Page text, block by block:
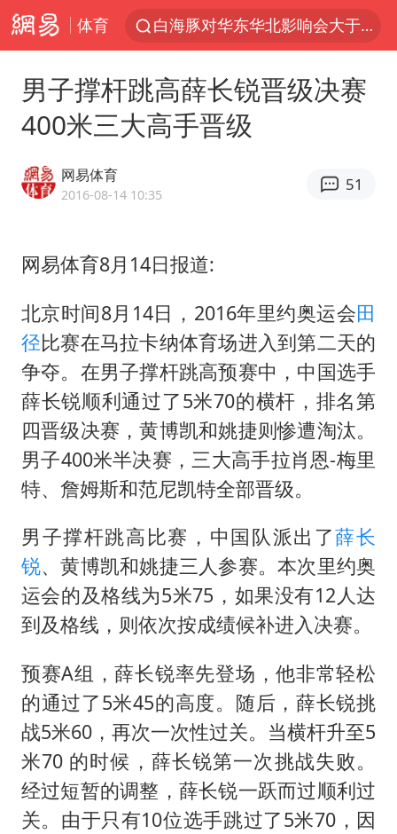
体育
白海豚对华东华北影响会大于巴威
以拒绝“和平委员会”的加沙和平计划
上海全力守护市民“菜篮子”
国足U17与阿森纳决赛取消 并列冠军
暑期研学游升温 在旅途中增长知识
白海豚北上或致京津冀暴雨
猫咪过火把节被抹成黑猫
宝妈给四胞胎取名平安喜乐
BLG经理辟谣Bin离队
总书记点赞的非遗苗绣焕发新生机
男子撑杆跳高薛长锐晋级决赛
400米三大高手晋级
网易体育
2016-08-14 10:35
51
网易体育8月14日报道:
北京时间8月14日，2016年里约奥运会田
径比赛在马拉卡纳体育场进入到第二天的
争夺。在男子撑杆跳高预赛中，中国选手
薛长锐顺利通过了5米70的横杆，排名第
四晋级决赛，黄博凯和姚捷则惨遭淘汰。
男子400米半决赛，三大高手拉肖恩-梅里
特、詹姆斯和范尼凯特全部晋级。
男子撑杆跳高比赛，中国队派出了薛长
锐、黄博凯和姚捷三人参赛。本次里约奥
运会的及格线为5米75，如果没有12人达
到及格线，则依次按成绩候补进入决赛。
预赛A组，薛长锐率先登场，他非常轻松
的通过了5米45的高度。随后，薛长锐挑
战5米60，再次一次性过关。当横杆升至5
米70 的时候，薛长锐第一次挑战失败。
经过短暂的调整，薛长锐一跃而过顺利过
关。由于只有10位选手跳过了5米70，因